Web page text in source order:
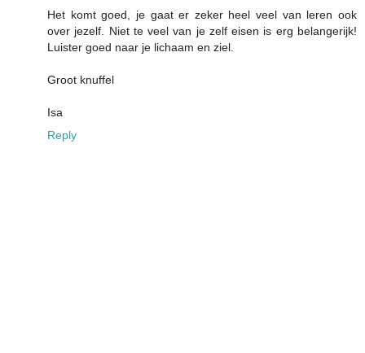
Het komt goed, je gaat er zeker heel veel van leren ook
over jezelf. Niet te veel van je zelf eisen is erg belangerijk!
Luister goed naar je lichaam en ziel.
Groot knuffel
Isa
Reply